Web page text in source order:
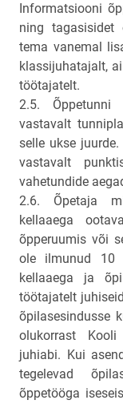
Informatsiooni
ning tagasisidet
tema vanemal
klassijuhatajalt,
töötajatelt.
2.5. Õppetunni
vastavalt
selle ukse
vastavalt
vahetundide
2.6. Õpetaja
kellaaega
õpperuumis või
ole ilmunud 10
kellaaega ja
töötajatelt
õpilasesindusse
olukorrast Kooli
juhiabi. Kui
tegelevad
õppetööga